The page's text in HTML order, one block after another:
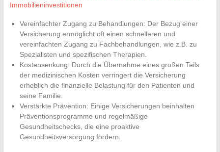
Immobilieninvestitionen
Vereinfachter Zugang zu Behandlungen: Der Bezug einer
Versicherung ermöglicht oft einen schnelleren und
vereinfachten Zugang zu Fachbehandlungen, wie z.B. zu
Spezialisten und spezifischen Therapien.
Kostensenkung: Durch die Übernahme eines großen Teils
der medizinischen Kosten verringert die Versicherung
erheblich die finanzielle Belastung für den Patienten und
seine Familie.
Verstärkte Prävention: Einige Versicherungen beinhalten
Präventionsprogramme und regelmäßige
Gesundheitschecks, die eine proaktive
Gesundheitsversorgung fördern.